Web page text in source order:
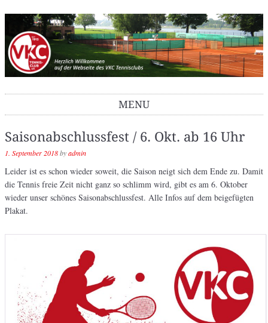
VKC Tennisclub
MENU
Saisonabschlussfest / 6. Okt. ab 16 Uhr
1. September 2018byadmin
Leider ist es schon wieder soweit, die Saison neigt sich dem Ende zu. Damit
die Tennis freie Zeit nicht ganz so schlimm wird, gibt es am 6. Oktober
wieder unser schönes Saisonabschlussfest. Alle Infos auf dem beigefügten
Plakat.